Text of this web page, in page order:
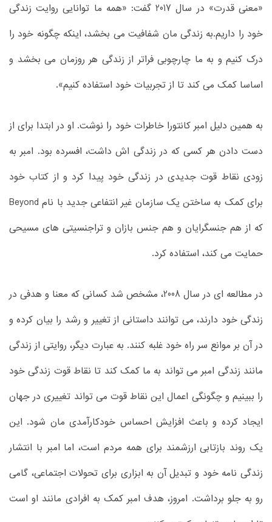
«معنی قدرت» در سال 2017 گفت: «همه ما توانایی روایت زندگی
خود را داریم.به زندگی مان شفافیت می بخشد، اینکه چگونه خود را
درک کنیم و به ما چارچوبی فراتر از زندگی هر روزمان می بخشد و
اساسا کمک می کند تا از تجربیات خود استفاده کنیم».
به همین دلیل امبر کانتورا خاطرات خود را نوشت. او در ابتدا برای از
دست دادن هر کسی که در زندگی اش داشت، افسرده بود. امبر به
زودی نقاط قوت جدیدی در زندگی خود پیدا کرد و از کتاب خود
برای کمک به ساختن یک سازمان غیر انتفاعی جدید با نام Beyond
که از هم جنسگرایان و هم جنس بازان و تراجنسیتی های مسیحی
حمایت می کند، استفاده کرد.
در مطالعه ای در سال 2008، مشخص شد کسانی که معنا و هدفی در
زندگی خود دارند، می توانند داستانی از تغییر و رشد را بیان کرده و
در آن بر موانع سر راه خود غلبه کنند. به عبارت دیگر، روایتی از زندگی
مانند زندگی امبر می تواند به ما کمک کند تا نقاط قوت زندگی خود
را ببینیم و چگونگی اعمال این نقاط قوت می تواند تغییری در جهان
ایجاد کرده و باعث افزایش احساس خودکارآمدی مان شود. این
یک روند بازتابی ارزشمند برای همه مردم است، اما امبر با انتشار
زندگی نامه خود و تبدیل آن به ابزاری برای تحولات اجتماعی، گامی
رو به جلو برداشت. امروز، هدف امبر کمک به افرادی مانند او است